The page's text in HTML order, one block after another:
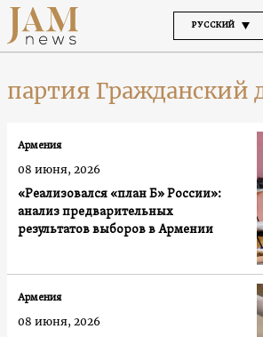
РУССКИЙ
партия Гражданский
«Реализовался «план Б» России»:
анализ предварительных
результатов выборов в Армении
Армения
08 июня, 2026
Армения
08 июня, 2026